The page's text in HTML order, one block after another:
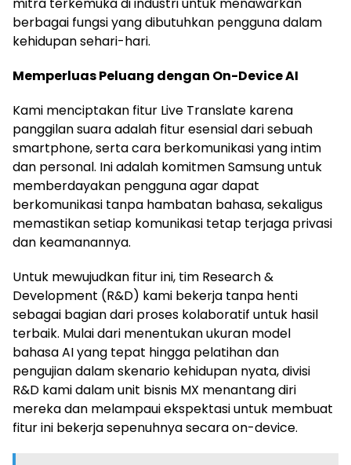
mitra terkemuka di industri untuk menawarkan
berbagai fungsi yang dibutuhkan pengguna dalam
kehidupan sehari-hari.
Memperluas Peluang dengan On-Device AI
Kami menciptakan fitur Live Translate karena
panggilan suara adalah fitur esensial dari sebuah
smartphone, serta cara berkomunikasi yang intim
dan personal. Ini adalah komitmen Samsung untuk
memberdayakan pengguna agar dapat
berkomunikasi tanpa hambatan bahasa, sekaligus
memastikan setiap komunikasi tetap terjaga privasi
dan keamanannya.
Untuk mewujudkan fitur ini, tim Research &
Development (R&D) kami bekerja tanpa henti
sebagai bagian dari proses kolaboratif untuk hasil
terbaik. Mulai dari menentukan ukuran model
bahasa AI yang tepat hingga pelatihan dan
pengujian dalam skenario kehidupan nyata, divisi
R&D kami dalam unit bisnis MX menantang diri
mereka dan melampaui ekspektasi untuk membuat
fitur ini bekerja sepenuhnya secara on-device.